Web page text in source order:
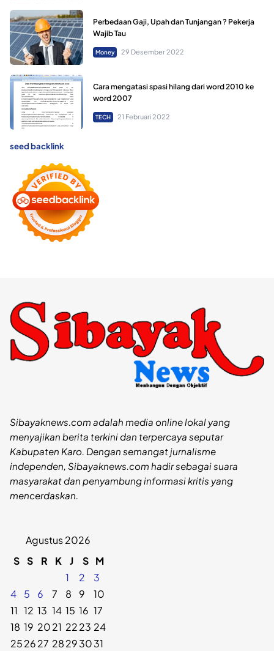
Perbedaan Gaji, Upah dan Tunjangan ? Pekerja
Wajib Tau
Money 29 Desember 2022
Cara mengatasi spasi hilang dari word 2010 ke
word 2007
TECH 21 Februari 2022
seed backlink
Sibayaknews.com adalah media online lokal yang
menyajikan berita terkini dan terpercaya seputar
Kabupaten Karo. Dengan semangat jurnalisme
independen, Sibayaknews.com hadir sebagai suara
masyarakat dan penyambung informasi kritis yang
mencerdaskan.
Agustus 2026
S S R K J S M
1
2
3
4
5 6 7 8 9
10
11 12 13 14 15 16 17
18 19 2021 2223 24
252627 28293031